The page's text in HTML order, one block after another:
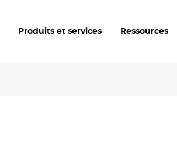
Produits et services Ressources